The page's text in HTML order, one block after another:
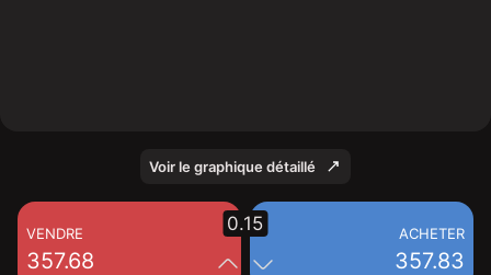
Voir le graphique détaillé
VENDRE
357.68
ACHETER
357.83
0.15